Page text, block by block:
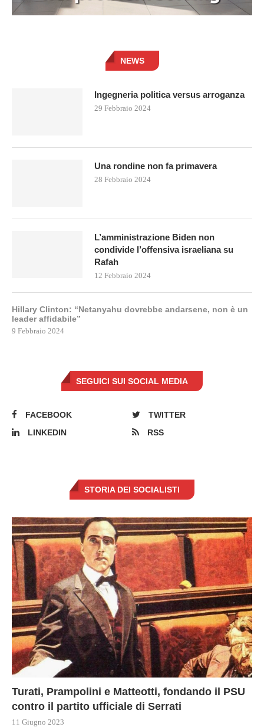
NEWS
Ingegneria politica versus arroganza
29 Febbraio 2024
Una rondine non fa primavera
28 Febbraio 2024
L’amministrazione Biden non
condivide l’offensiva israeliana su
Rafah
12 Febbraio 2024
Hillary Clinton: “Netanyahu dovrebbe andarsene, non è un
leader affidabile”
9 Febbraio 2024
SEGUICI SUI SOCIAL MEDIA
FACEBOOK
TWITTER
LINKEDIN
RSS
STORIA DEI SOCIALISTI
Turati, Prampolini e Matteotti, fondando il PSU
contro il partito ufficiale di Serrati
11 Giugno 2023